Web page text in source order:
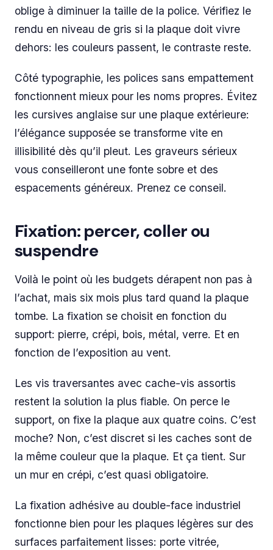
oblige à diminuer la taille de la police. Vérifiez le
rendu en niveau de gris si la plaque doit vivre
dehors: les couleurs passent, le contraste reste.
Côté typographie, les polices sans empattement
fonctionnent mieux pour les noms propres. Évitez
les cursives anglaise sur une plaque extérieure:
l’élégance supposée se transforme vite en
illisibilité dès qu’il pleut. Les graveurs sérieux
vous conseilleront une fonte sobre et des
espacements généreux. Prenez ce conseil.
Fixation: percer, coller ou
suspendre
Voilà le point où les budgets dérapent non pas à
l’achat, mais six mois plus tard quand la plaque
tombe. La fixation se choisit en fonction du
support: pierre, crépi, bois, métal, verre. Et en
fonction de l’exposition au vent.
Les vis traversantes avec cache-vis assortis
restent la solution la plus fiable. On perce le
support, on fixe la plaque aux quatre coins. C’est
moche? Non, c’est discret si les caches sont de
la même couleur que la plaque. Et ça tient. Sur
un mur en crépi, c’est quasi obligatoire.
La fixation adhésive au double-face industriel
fonctionne bien pour les plaques légères sur des
surfaces parfaitement lisses: porte vitrée,